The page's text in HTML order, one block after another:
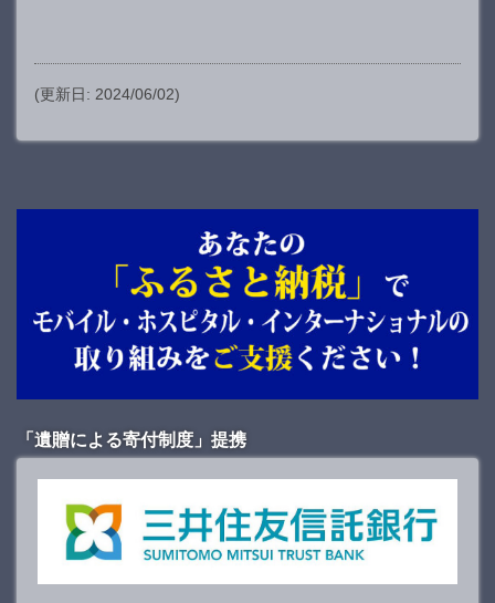
(更新日: 2024/06/02)
「遺贈による寄付制度」提携